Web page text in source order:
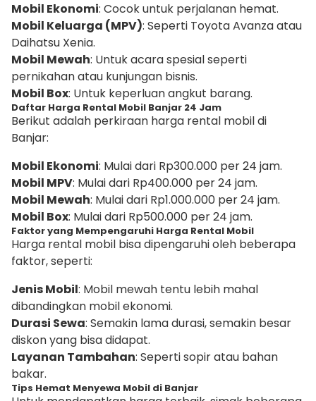
Mobil Ekonomi: Cocok untuk perjalanan hemat.
Mobil Keluarga (MPV): Seperti Toyota Avanza atau
Daihatsu Xenia.
Mobil Mewah: Untuk acara spesial seperti
pernikahan atau kunjungan bisnis.
Mobil Box: Untuk keperluan angkut barang.
Daftar Harga Rental Mobil Banjar 24 Jam
Berikut adalah perkiraan harga rental mobil di
Banjar:
Mobil Ekonomi: Mulai dari Rp300.000 per 24 jam.
Mobil MPV: Mulai dari Rp400.000 per 24 jam.
Mobil Mewah: Mulai dari Rp1.000.000 per 24 jam.
Mobil Box: Mulai dari Rp500.000 per 24 jam.
Faktor yang Mempengaruhi Harga Rental Mobil
Harga rental mobil bisa dipengaruhi oleh beberapa
faktor, seperti:
Jenis Mobil: Mobil mewah tentu lebih mahal
dibandingkan mobil ekonomi.
Durasi Sewa: Semakin lama durasi, semakin besar
diskon yang bisa didapat.
Layanan Tambahan: Seperti sopir atau bahan
bakar.
Tips Hemat Menyewa Mobil di Banjar